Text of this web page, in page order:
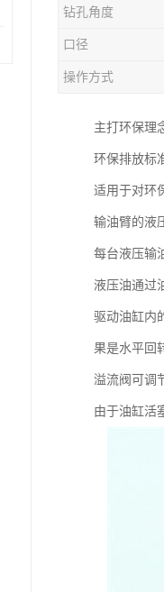
钻孔角度
口径
操作方式
主打环保理
环保排放标
适用于对环
输油臂的液
每台液压输
液压油通过
驱动油缸内
果是水平回
溢流阀可调
由于油缸活